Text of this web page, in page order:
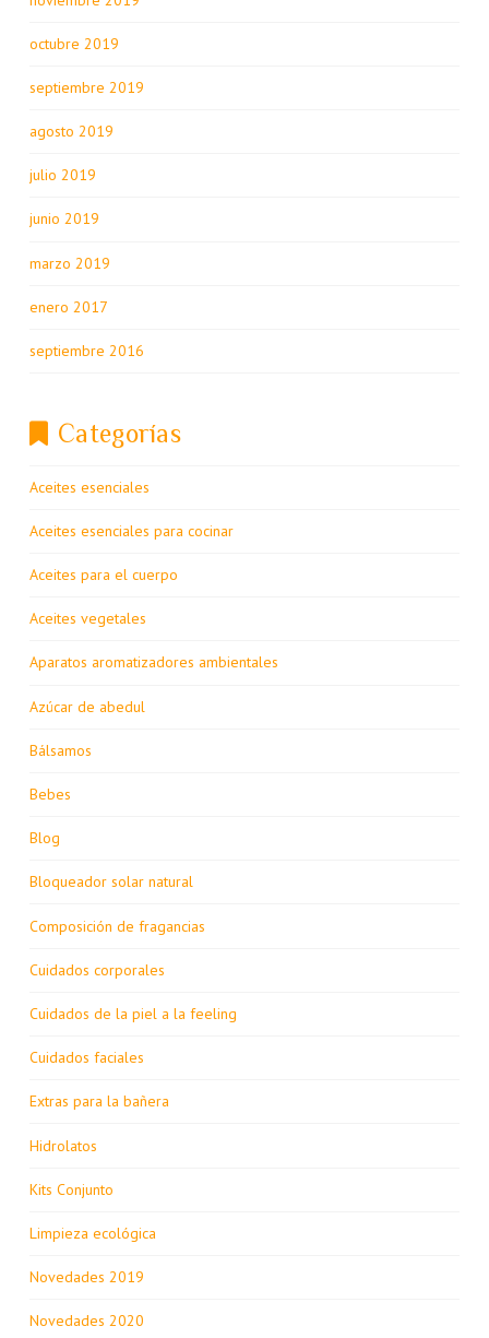
octubre 2019
septiembre 2019
agosto 2019
julio 2019
junio 2019
marzo 2019
enero 2017
septiembre 2016
Categorías
Aceites esenciales
Aceites esenciales para cocinar
Aceites para el cuerpo
Aceites vegetales
Aparatos aromatizadores ambientales
Azúcar de abedul
Bálsamos
Bebes
Blog
Bloqueador solar natural
Composición de fragancias
Cuidados corporales
Cuidados de la piel a la feeling
Cuidados faciales
Extras para la bañera
Hidrolatos
Kits Conjunto
Limpieza ecológica
Novedades 2019
Novedades 2020